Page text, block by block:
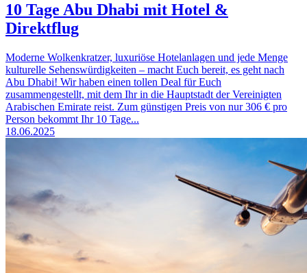
10 Tage Abu Dhabi mit Hotel &
Direktflug
Moderne Wolkenkratzer, luxuriöse Hotelanlagen und jede Menge
kulturelle Sehenswürdigkeiten – macht Euch bereit, es geht nach
Abu Dhabi! Wir haben einen tollen Deal für Euch
zusammengestellt, mit dem Ihr in die Hauptstadt der Vereinigten
Arabischen Emirate reist. Zum günstigen Preis von nur 306 € pro
Person bekommt Ihr 10 Tage...
18.06.2025